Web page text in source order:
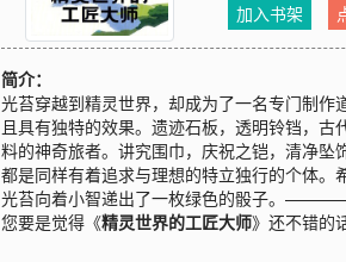
加入书架
简介：
光苔穿越到精灵世界，却成为了一名专门制
且具有独特的效果。遗迹石板，透明铃铛，
料的神奇旅者。讲究围巾，庆祝之铠，清净坠
都是同样有着追求与理想的特立独行的个体。
光苔向着小智递出了一枚绿色的骰子。————
您要是觉得《精灵世界的工匠大师》还不错的